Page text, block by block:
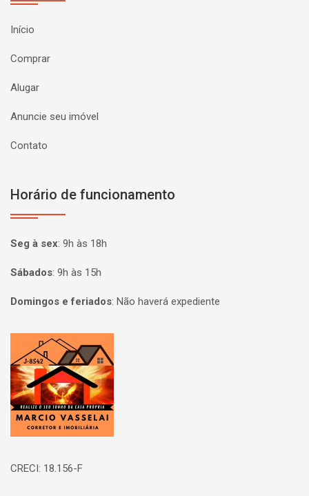
Início
Comprar
Alugar
Anuncie seu imóvel
Contato
Horário de funcionamento
Seg à sex: 9h às 18h
Sábados: 9h às 15h
Domingos e feriados: Não haverá expediente
Página inicial
CRECI: 18.156-F